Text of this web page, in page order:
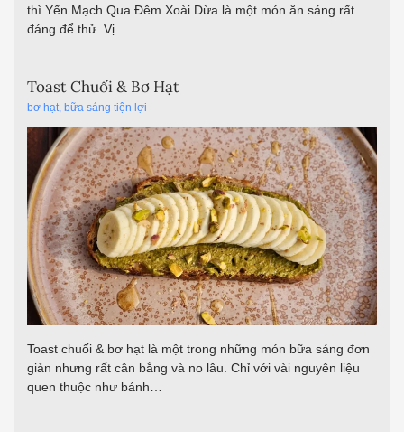
thì Yến Mạch Qua Đêm Xoài Dừa là một món ăn sáng rất
đáng để thử. Vị…
Toast Chuối & Bơ Hạt
bơ hạt, bữa sáng tiện lợi
Toast chuối & bơ hạt là một trong những món bữa sáng đơn
giản nhưng rất cân bằng và no lâu. Chỉ với vài nguyên liệu
quen thuộc như bánh…